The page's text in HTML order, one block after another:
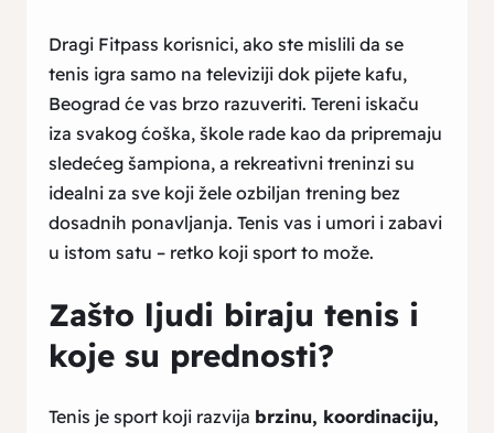
Dragi Fitpass korisnici, ako ste mislili da se
tenis igra samo na televiziji dok pijete kafu,
Beograd će vas brzo razuveriti. Tereni iskaču
iza svakog ćoška, škole rade kao da pripremaju
sledećeg šampiona, a rekreativni treninzi su
idealni za sve koji žele ozbiljan trening bez
dosadnih ponavljanja. Tenis vas i umori i zabavi
u istom satu – retko koji sport to može.
Zašto ljudi biraju tenis i
koje su prednosti?
Tenis je sport koji razvija brzinu, koordinaciju,